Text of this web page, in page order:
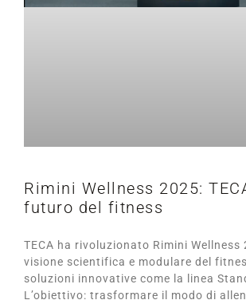
Rimini Wellness 2025:
futuro del fitness
TECA ha rivoluzionato Rimini Wellness
visione scientifica e modulare del
soluzioni innovative come la linea
L’obiettivo: trasformare il modo di